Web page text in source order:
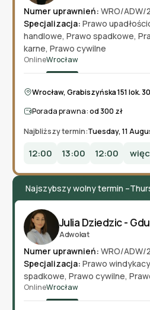
Numer uprawnień: WRO/ADW/
Specjalizacja: Prawo
handlowe, Prawo spadkowe,
karne, Prawo cywilne
OnlineWrocław
Wrocław, Grabiszyńska 151 lok.
Porada prawna:od 300 zł
Najbliższy termin:Tuesday, 11
12:00 13:00 12:00
Najszybszy wolny termin –
Adwokat
Julia Dziedzic -
Numer uprawnień: WRO/ADW/
Specjalizacja: Prawo
spadkowe, Prawo cywilne,
OnlineWrocław